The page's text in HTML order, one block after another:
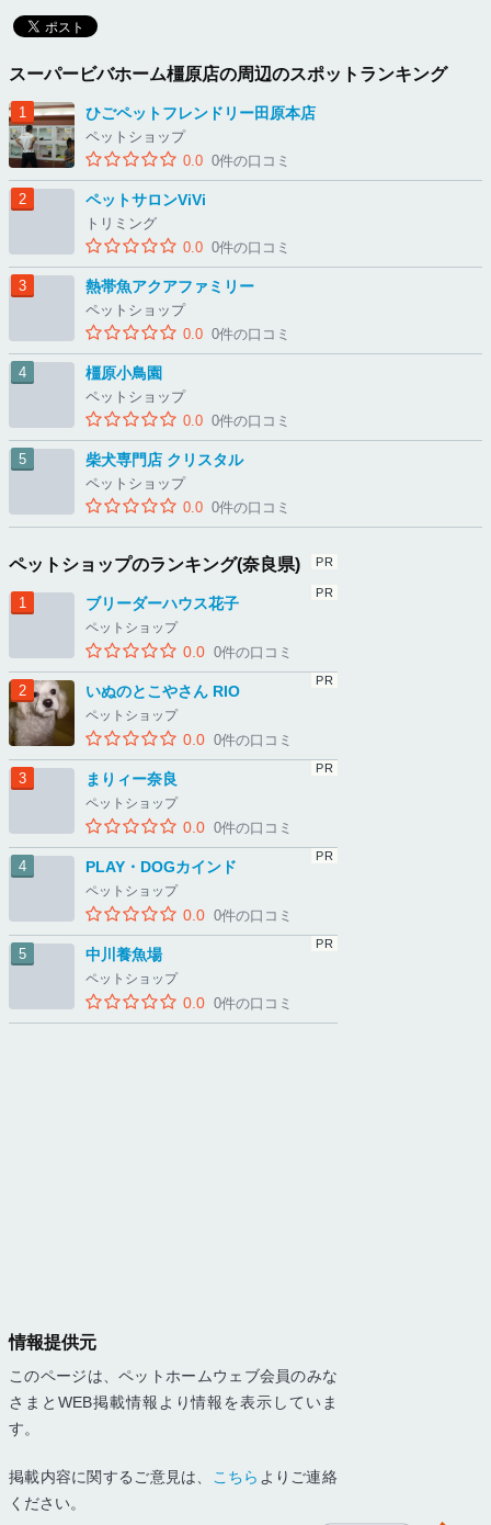
スーパービバホーム橿原店の周辺のスポットランキング
ひごペットフレンドリー田原本店
ペットショップ
0.0 0件の口コミ
ペットサロンViVi
トリミング
0.0 0件の口コミ
熱帯魚アクアファミリー
ペットショップ
0.0 0件の口コミ
橿原小鳥園
ペットショップ
0.0 0件の口コミ
柴犬専門店 クリスタル
ペットショップ
0.0 0件の口コミ
ペットショップのランキング(奈良県)
ブリーダーハウス花子
ペットショップ
0.0 0件の口コミ
いぬのとこやさん RIO
ペットショップ
0.0 0件の口コミ
まりィー奈良
ペットショップ
0.0 0件の口コミ
PLAY・DOGカインド
ペットショップ
0.0 0件の口コミ
中川養魚場
ペットショップ
0.0 0件の口コミ
情報提供元
このページは、ペットホームウェブ会員のみな
さまとWEB掲載情報より情報を表示していま
す。
掲載内容に関するご意見は、 こちら よりご連絡
ください。